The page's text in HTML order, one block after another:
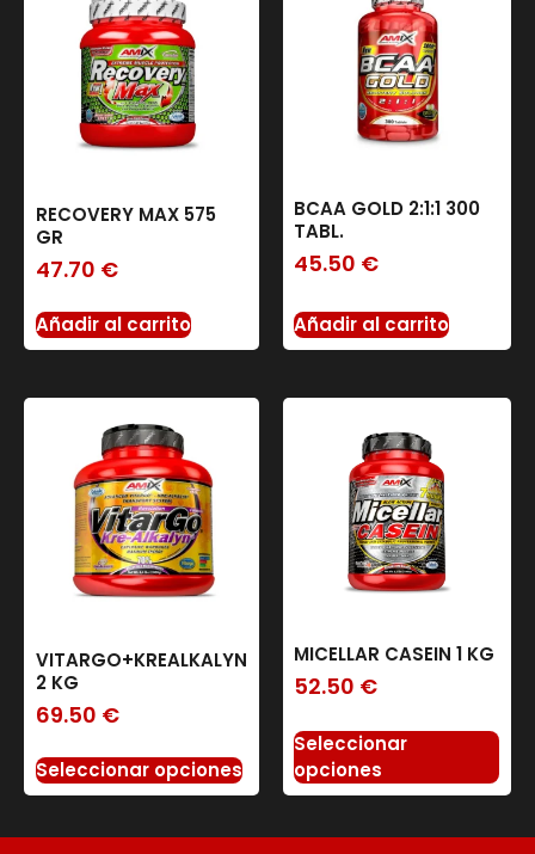
RECOVERY MAX 575
GR
47.70 €
Añadir al carrito
BCAA GOLD 2:1:1 300
TABL.
45.50 €
Añadir al carrito
VITARGO+KREALKALYN
2 KG
69.50 €
Seleccionar opciones
MICELLAR CASEIN 1 KG
52.50 €
Seleccionar
opciones